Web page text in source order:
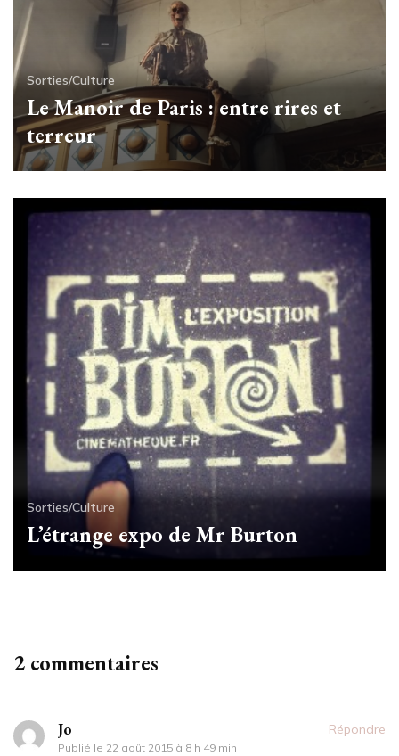
Sorties/Culture
Le Manoir de Paris : entre rires et
terreur
Sorties/Culture
L’étrange expo de Mr Burton
2 commentaires
Jo
Publié le 22 août 2015 à 8 h 49 min
Répondre